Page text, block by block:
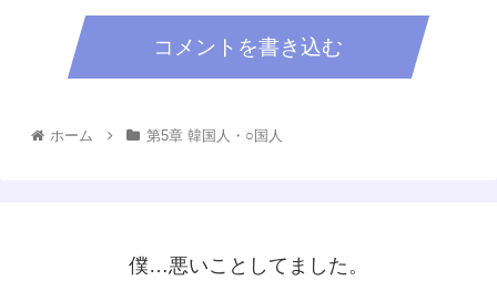
コメントを書き込む
ホーム 第5章 韓国人・○国人
僕…悪いことしてました。